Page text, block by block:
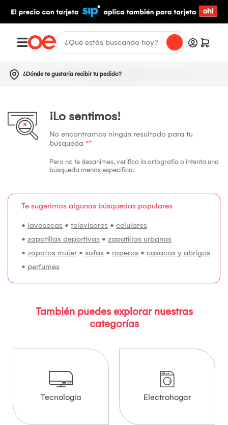
¿Dónde te gustaría recibir tu pedido?
¡Lo sentimos!
No encontramos ningún resultado para tu
búsqueda “”
Pero no te desanimes, verifica la ortografía o intenta una
búsqueda menos específica.
Te sugerimos algunas búsquedas populares
• lavasecas • televisores • celulares
• zapatillas deportivas • zapatillas urbanas
• zapatos mujer • sofas • roperos • casacas y abrigos
• perfumes
También puedes explorar nuestras
categorías
Tecnología Electrohogar